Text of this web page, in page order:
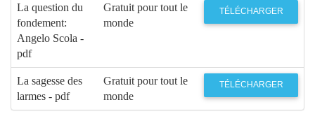
La question du
fondement:
Angelo Scola -
pdf
Gratuit pour tout le
monde
TÉLÉCHARGER
La sagesse des
larmes - pdf
Gratuit pour tout le
monde
TÉLÉCHARGER